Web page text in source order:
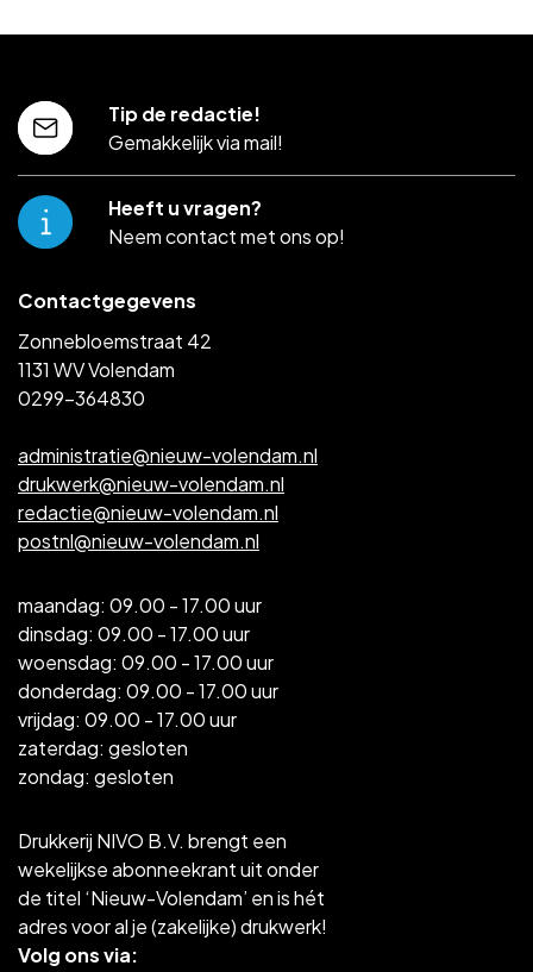
Drukkerij NIVO B.V. brengt een
wekelijkse abonneekrant uit onder
de titel ‘Nieuw-Volendam’ en is hét
adres voor al je (zakelijke) drukwerk!
Volg ons via:
Contactgegevens
Zonnebloemstraat 42
1131 WV Volendam
0299-364830
administratie@nieuw-volendam.nl
drukwerk@nieuw-volendam.nl
redactie@nieuw-volendam.nl
postnl@nieuw-volendam.nl
maandag: 09.00 - 17.00 uur
dinsdag: 09.00 - 17.00 uur
woensdag: 09.00 - 17.00 uur
donderdag: 09.00 - 17.00 uur
vrijdag: 09.00 - 17.00 uur
zaterdag: gesloten
zondag: gesloten
Tip de redactie!
Gemakkelijk via mail!
Heeft u vragen?
Neem contact met ons op!